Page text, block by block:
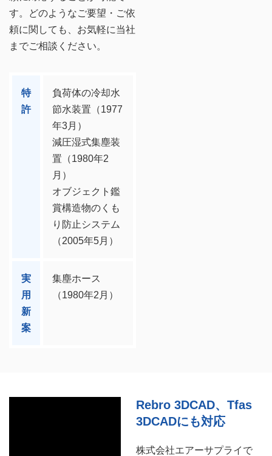
す。どのようなご要望・ご依
頼に関しても、お気軽に当社
までご相談ください。
特
許
負荷体の冷却水
節水装置（1977
年3月）
減圧湿式集塵装
置（1980年2
月）
オブジェクト鑑
賞構造物のくも
り防止システム
（2005年5月）
実
用
新
案
集塵ホース
（1980年2月）
Rebro 3DCAD、Tfas
3DCADにも対応
株式会社エアーサプライで